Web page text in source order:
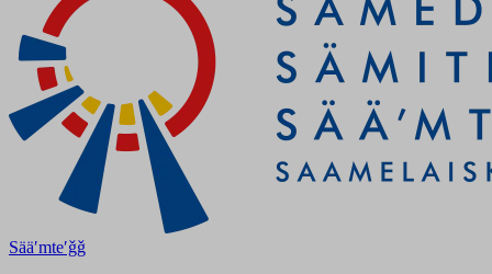
Sääʹmteʹǧǧ